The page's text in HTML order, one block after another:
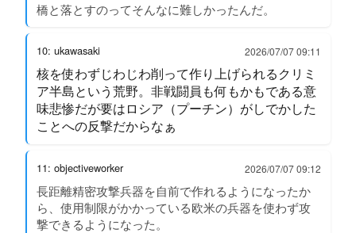
橋と落とすのってそんなに難しかったんだ。
10: ukawasaki 2026/07/07 09:11
核を使わずじわじわ削って作り上げられるクリミ
ア半島という荒野。非戦闘員も何もかもである意
味悲惨だが要はロシア（プーチン）がしでかした
ことへの反撃だからなぁ
11: objectiveworker 2026/07/07 09:12
長距離精密攻撃兵器を自前で作れるようになったか
ら、使用制限がかかっている欧米の兵器を使わず攻
撃できるようになった。